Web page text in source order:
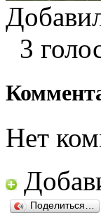
3
Нет
Поделиться…